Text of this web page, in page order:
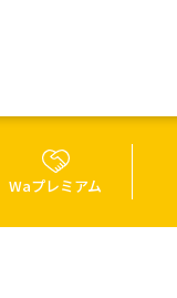
Waプレミアム